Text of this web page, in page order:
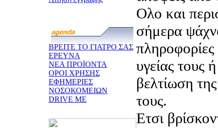
ΒΡΕΙΤΕ ΤΟ ΓΙΑΤΡΟ ΣΑΣ
ΕΡΕΥΝΑ
ΝΕΑ ΠΡΟΪΟΝΤΑ
ΟΡΟΙ ΧΡΗΣΗΣ
ΕΦΗΜΕΡΙΕΣ
ΝΟΣΟΚΟΜΕΙΩΝ
DRIVE ME
Ολο και
σήμερα
υγείας τους
βελτίωση
τους.
Ετσι